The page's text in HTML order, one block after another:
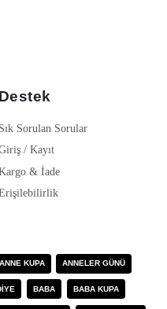
Destek
Sık Sorulan Sorular
/ Kayıt
& İade
ANNE KUPA ANNELER GÜNÜ
BABA BABA KUPA